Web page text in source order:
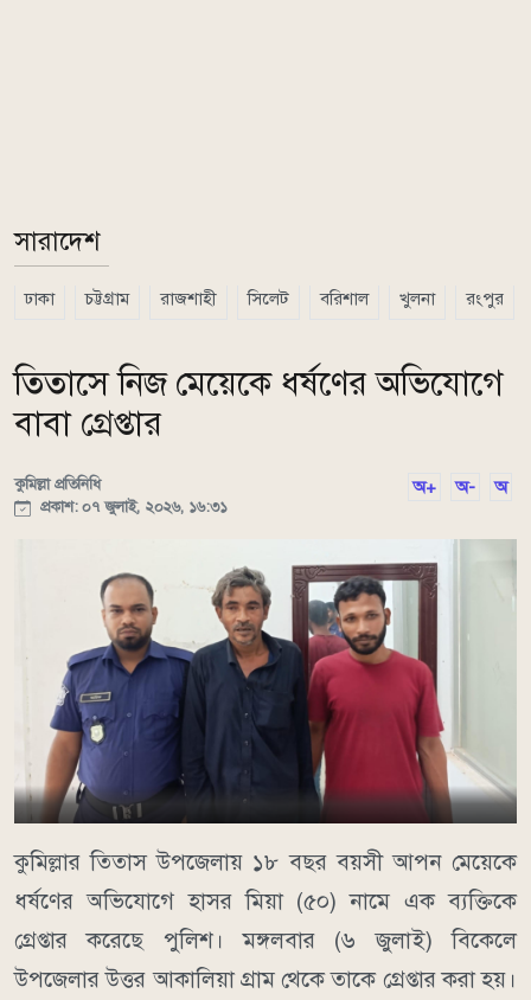
সারাদেশ
ঢাকা চট্টগ্রাম রাজশাহী সিলেট বরিশাল খুলনা রংপুর
তিতাসে নিজ মেয়েকে ধর্ষণের অভিযোগে
বাবা গ্রেপ্তার
কুমিল্লা প্রতিনিধি
প্রকাশ: ০৭ জুলাই, ২০২৬, ১৬:৩১
অ+ অ- অ
কুমিল্লার তিতাস উপজেলায় ১৮ বছর বয়সী আপন মেয়েকে
ধর্ষণের অভিযোগে হাসর মিয়া (৫০) নামে এক ব্যক্তিকে
গ্রেপ্তার করেছে পুলিশ। মঙ্গলবার (৬ জুলাই) বিকেলে
উপজেলার উত্তর আকালিয়া গ্রাম থেকে তাকে গ্রেপ্তার করা হয়।